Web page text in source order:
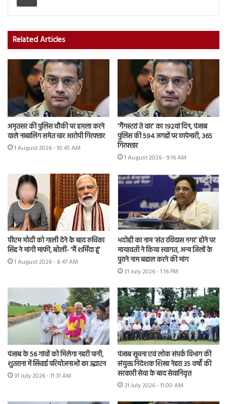
Related Articles
अमृतसर की पुलिस चौकी पर हमला करने
वाले नाबालिग समेत चार आरोपी गिरफ्तार
1 August 2026 - 10:45 AM
‘गैंगस्टरां ते वार’ का 192वां दिन, पंजाब
पुलिस की 594 जगहों पर छापेमारी, 365
गिरफ्तार
1 August 2026 - 9:16 AM
पीएम मोदी को गाली देने के बाद रुचिका
सिंह ने मांगी माफी, बोलीं- ‘मैं शर्मिंदा हूं’
1 August 2026 - 8:47 AM
भदोही का नाम ‘संत रविदास नगर’ होने पर
मायावती ने किया स्वागत, अन्य जिलों के
पुराने नाम बहाल करने की मांग
31 July 2026 - 1:16 PM
पंजाब के 56 गांवों को मिलेगा नहरी पानी,
शुतराना में सिंचाई परियोजनाओं का उद्घाटन
31 July 2026 - 11:31 AM
पंजाब सूचना एवं लोक संपर्क विभाग की
संयुक्त निदेशक शिखा नेहरा 35 वर्षों की
सरकारी सेवा के बाद सेवानिवृत्त
31 July 2026 - 11:00 AM